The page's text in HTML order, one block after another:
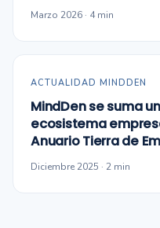
Marzo 2026 · 4 min
ACTUALIDAD MINDDEN
MindDen se suma
ecosistema
Anuario Tierra de
Diciembre 2025 · 2 min